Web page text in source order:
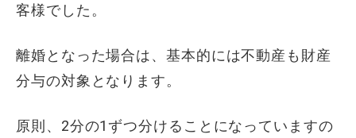
客様でした。
離婚となった場合は、基本的には不動産も財産
分与の対象となります。
原則、2分の1ずつ分けることになっていますの